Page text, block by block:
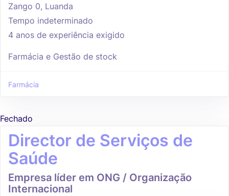
Zango 0, Luanda
Tempo indeterminado
4 anos de experiência exigido
Farmácia e Gestão de stock
Farmácia
Fechado
Director de Serviços de
Saúde
Empresa líder em ONG / Organização
Internacional